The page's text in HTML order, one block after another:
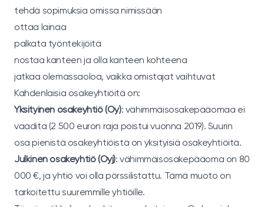
tehdä sopimuksia omissa nimissään
ottaa lainaa
palkata työntekijöitä
nostaa kanteen ja olla kanteen kohteena
jatkaa olemassaoloa, vaikka omistajat vaihtuvat
Kahdenlaisia osakeyhtiöitä on:
Yksityinen osakeyhtiö (Oy): vähimmäisosakepääomaa ei
vaadita (2 500 euron raja poistui vuonna 2019). Suurin
osa pienistä osakeyhtiöistä on yksityisiä osakeyhtiöitä.
Julkinen osakeyhtiö (Oyj): vähimmäisosakepääoma on 80
000 €, ja yhtiö voi olla pörssilistattu. Tämä muoto on
tarkoitettu suuremmille yhtiöille.